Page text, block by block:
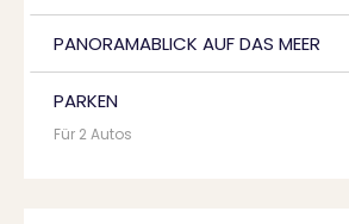
PANORAMABLICK AUF DAS MEER
PARKEN
Für 2 Autos